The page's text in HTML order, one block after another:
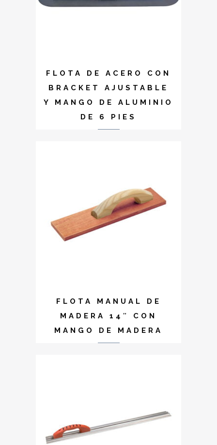
FLOTA DE ACERO CON
BRACKET AJUSTABLE
Y MANGO DE ALUMINIO
DE 6 PIES
FLOTA MANUAL DE
MADERA 14″ CON
MANGO DE MADERA